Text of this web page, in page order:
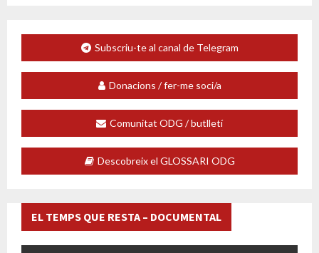
Subscriu-te al canal de Telegram
Donacions / fer-me soci/a
Comunitat ODG / butlletí
Descobreix el GLOSSARI ODG
EL TEMPS QUE RESTA – DOCUMENTAL